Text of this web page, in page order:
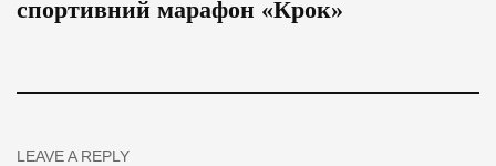
спортивний марафон «Крок»
LEAVE A REPLY